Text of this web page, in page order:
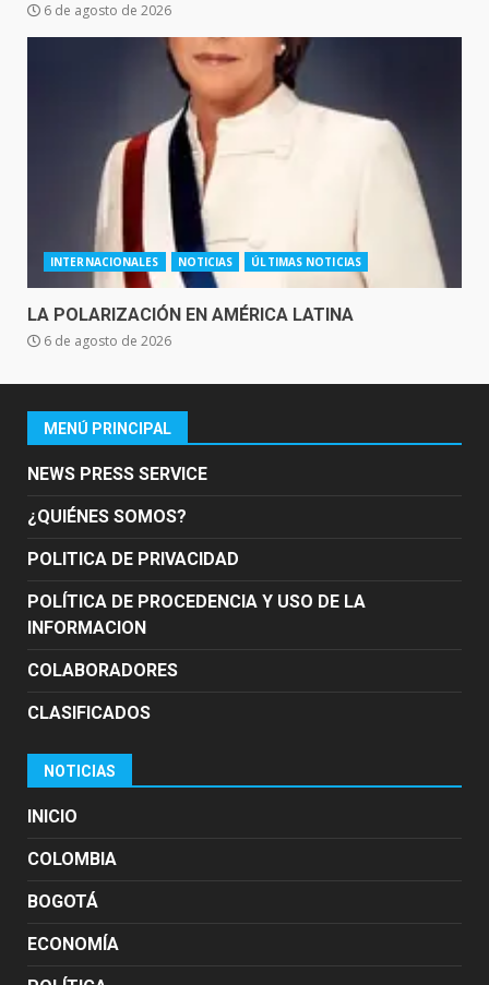
6 de agosto de 2026
INTERNACIONALES NOTICIAS ÚLTIMAS NOTICIAS
LA POLARIZACIÓN EN AMÉRICA LATINA
6 de agosto de 2026
MENÚ PRINCIPAL
NEWS PRESS SERVICE
¿QUIÉNES SOMOS?
POLITICA DE PRIVACIDAD
POLÍTICA DE PROCEDENCIA Y USO DE LA
INFORMACION
COLABORADORES
CLASIFICADOS
NOTICIAS
INICIO
COLOMBIA
BOGOTÁ
ECONOMÍA